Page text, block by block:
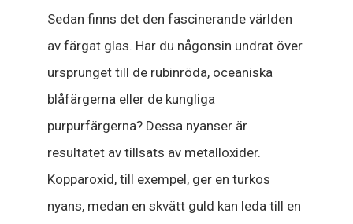
Sedan finns det den fascinerande världen
av färgat glas. Har du någonsin undrat över
ursprunget till de rubinröda, oceaniska
blåfärgerna eller de kungliga
purpurfärgerna? Dessa nyanser är
resultatet av tillsats av metalloxider.
Kopparoxid, till exempel, ger en turkos
nyans, medan en skvätt guld kan leda till en